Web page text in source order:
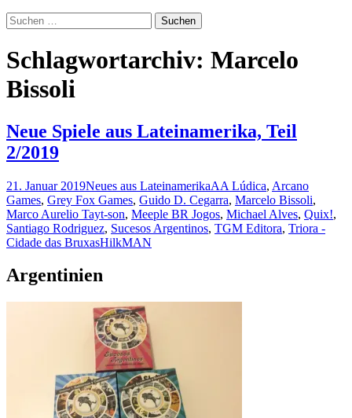
Suchen
nach:
Schlagwortarchiv: Marcelo
Bissoli
Neue Spiele aus Lateinamerika, Teil
2/2019
21. Januar 2019Neues aus LateinamerikaAA Lúdica, Arcano
Games, Grey Fox Games, Guido D. Cegarra, Marcelo Bissoli,
Marco Aurelio Tayt-son, Meeple BR Jogos, Michael Alves, Quix!,
Santiago Rodriguez, Sucesos Argentinos, TGM Editora, Triora -
Cidade das BruxasHilkMAN
Argentinien